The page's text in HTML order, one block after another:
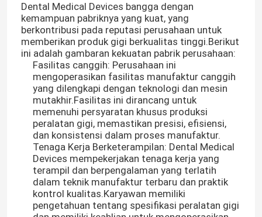
Dental Medical Devices bangga dengan
kemampuan pabriknya yang kuat, yang
berkontribusi pada reputasi perusahaan untuk
memberikan produk gigi berkualitas tinggi.Berikut
ini adalah gambaran kekuatan pabrik perusahaan:
Fasilitas canggih: Perusahaan ini
mengoperasikan fasilitas manufaktur canggih
yang dilengkapi dengan teknologi dan mesin
mutakhir.Fasilitas ini dirancang untuk
memenuhi persyaratan khusus produksi
peralatan gigi, memastikan presisi, efisiensi,
dan konsistensi dalam proses manufaktur.
Tenaga Kerja Berketerampilan: Dental Medical
Devices mempekerjakan tenaga kerja yang
terampil dan berpengalaman yang terlatih
dalam teknik manufaktur terbaru dan praktik
kontrol kualitas.Karyawan memiliki
pengetahuan tentang spesifikasi peralatan gigi